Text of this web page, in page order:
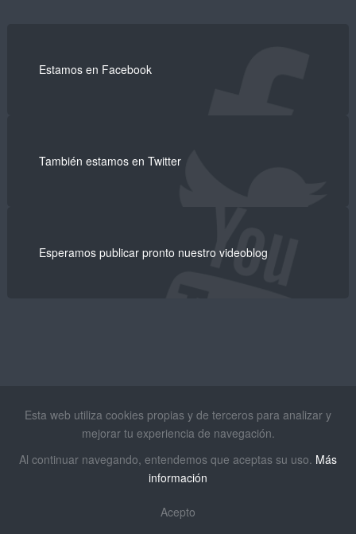
Estamos en Facebook
También estamos en Twitter
Esperamos publicar pronto nuestro videoblog
Esta web utiliza cookies propias y de terceros para analizar y
mejorar tu experiencia de navegación.
Al continuar navegando, entendemos que aceptas su uso. Más
información
Acepto